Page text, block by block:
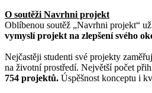
O soutěži Navrhni projekt
Oblíbenou soutěž „Navrhni projekt“
vymyslí projekt na zlepšení svého
Nejčastěji studenti své projekty
na životní prostředí. Největší počet
754 projektů. Úspěšnost konceptu i